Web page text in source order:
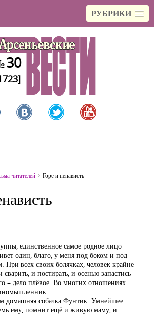
РУБРИКИ
30
читателей Горе и ненависть
единственное самое родное лицо
один, благо, у меня под боком и под
всех своих болячках, человек крайне
сварить, и постирать, и осенью запастись
– дело плёвое. Во многих отношениях
домашняя собачка Фунтик. Умнейшее
ему, помнит ещё и живую маму, и